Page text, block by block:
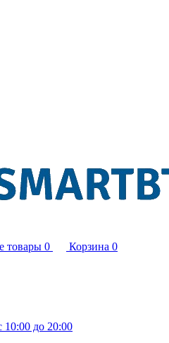
товары 0 Корзина 0
до 20:00